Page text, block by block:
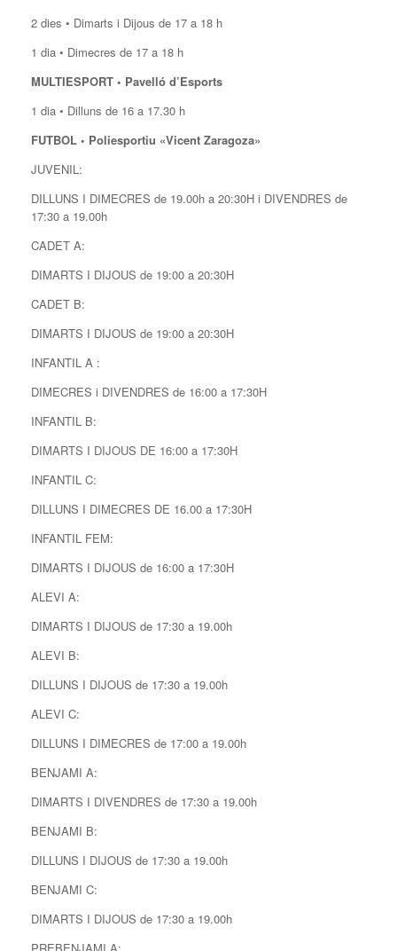
2 dies • Dimarts i Dijous de 17 a 18 h
1 dia • Dimecres de 17 a 18 h
MULTIESPORT • Pavelló d’Esports
1 dia • Dilluns de 16 a 17.30 h
FUTBOL • Poliesportiu «Vicent Zaragoza»
JUVENIL:
DILLUNS I DIMECRES de 19.00h a 20:30H i DIVENDRES de
17:30 a 19.00h
CADET A:
DIMARTS I DIJOUS de 19:00 a 20:30H
CADET B:
DIMARTS I DIJOUS de 19:00 a 20:30H
INFANTIL A :
DIMECRES i DIVENDRES de 16:00 a 17:30H
INFANTIL B:
DIMARTS I DIJOUS DE 16:00 a 17:30H
INFANTIL C:
DILLUNS I DIMECRES DE 16.00 a 17:30H
INFANTIL FEM:
DIMARTS I DIJOUS de 16:00 a 17:30H
ALEVI A:
DIMARTS I DIJOUS de 17:30 a 19.00h
ALEVI B:
DILLUNS I DIJOUS de 17:30 a 19.00h
ALEVI C:
DILLUNS I DIMECRES de 17:00 a 19.00h
BENJAMI A:
DIMARTS I DIVENDRES de 17:30 a 19.00h
BENJAMI B:
DILLUNS I DIJOUS de 17:30 a 19.00h
BENJAMI C:
DIMARTS I DIJOUS de 17:30 a 19.00h